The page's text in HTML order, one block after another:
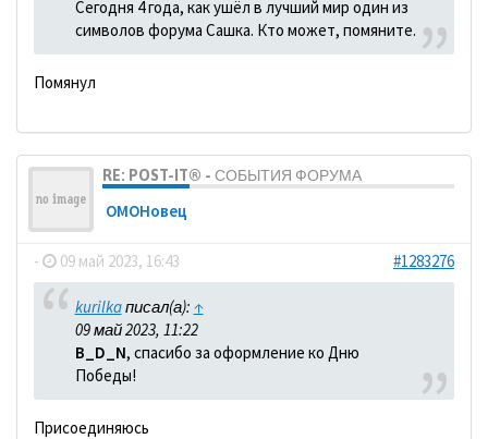
Сегодня 4 года, как ушёл в лучший мир один из
символов форума Сашка. Кто может, помяните.
Помянул
RE: POST-IT® - СОБЫТИЯ ФОРУМА
ОМОНовец
- 09 май 2023, 16:43 #1283276
kurilkaписал(а): ↑
09 май 2023, 11:22
B_D_N, спасибо за оформление ко Дню
Победы!
Присоединяюсь